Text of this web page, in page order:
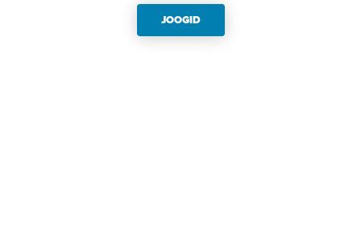
JOOGID